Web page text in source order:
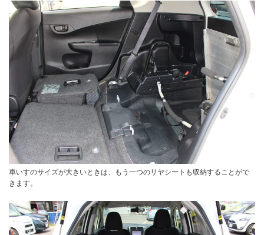
車いすのサイズが大きいときは、もう一つのリヤシートも収納することがで
きます。